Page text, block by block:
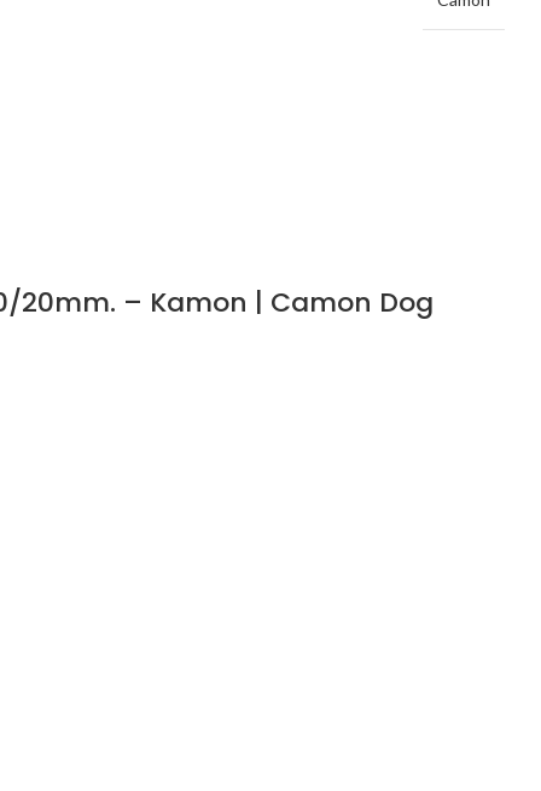
20mm. – Kamon | Camon Dog